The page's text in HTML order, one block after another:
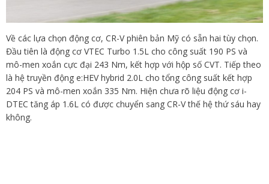
Về các lựa chọn động cơ, CR-V phiên bản Mỹ có sẵn hai tùy chọn.
Đầu tiên là động cơ VTEC Turbo 1.5L cho công suất 190 PS và
mô-men xoắn cực đại 243 Nm, kết hợp với hộp số CVT. Tiếp theo
là hệ truyền động e:HEV hybrid 2.0L cho tổng công suất kết hợp
204 PS và mô-men xoắn 335 Nm. Hiện chưa rõ liệu động cơ i-
DTEC tăng áp 1.6L có được chuyển sang CR-V thế hệ thứ sáu hay
không.